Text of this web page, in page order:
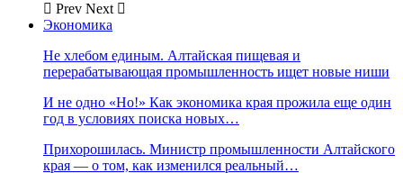
Prev Next
Экономика
Не хлебом единым. Алтайская пищевая и
перерабатывающая промышленность ищет новые ниши
И не одно «Но!» Как экономика края прожила еще один
год в условиях поиска новых…
Прихорошилась. Министр промышленности Алтайского
края — о том, как изменился реальный…